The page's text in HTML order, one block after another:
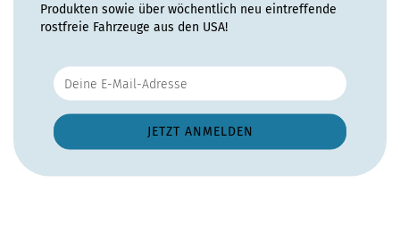
Produkten sowie über wöchentlich neu eintreffende
rostfreie Fahrzeuge aus den USA!